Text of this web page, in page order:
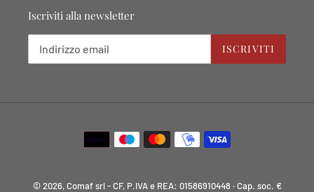
Iscriviti alla newsletter
ISCRIVITI
Metodi
di
© 2026, Comaf srl - CF, P.IVA e REA: 01586910448 · Cap. soc. €